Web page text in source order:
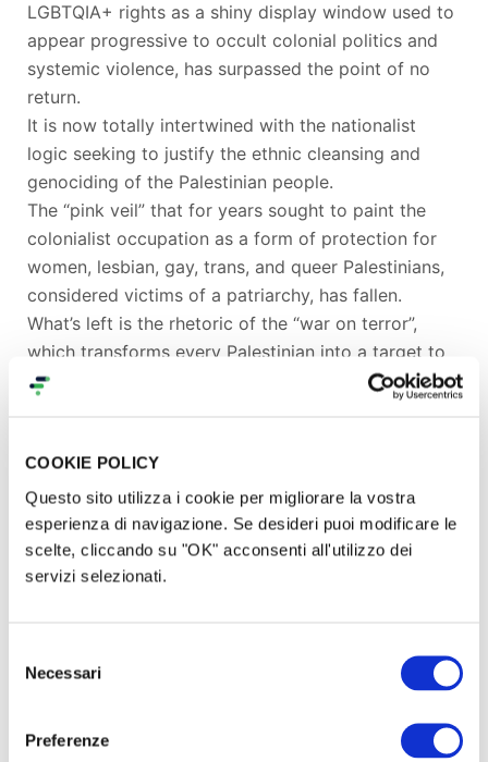
COOKIE POLICY
Questo sito utilizza i cookie per migliorare la vostra
esperienza di navigazione. Se desideri puoi modificare le
scelte, cliccando su "OK" acconsenti all'utilizzo dei
servizi selezionati.
delNecessari
Preferenze
LGBTQIA+ rights as a shiny display window used to
appear progressive to occult colonial politics and
systemic violence, has surpassed the point of no
return.
It is now totally intertwined with the nationalist
logic seeking to justify the ethnic cleansing and
genociding of the Palestinian people.
The “pink veil” that for years sought to paint the
colonialist occupation as a form of protection for
women, lesbian, gay, trans, and queer Palestinians,
considered victims of a patriarchy, has fallen.
What’s left is the rhetoric of the “war on terror”,
which transforms every Palestinian into a target to
dehumanize and annihilate.
our lives as well. In Italy, where we are organizing
the boat, religious fundamentalism and nationalism
attack the daily existence of all, especially those
lacking the “right documents” to be recognized in
Europe.
intertwining fights, and bearing witness that
colonialism and patriarchy are inseparable aspects
This is why we make an appeal to all people,